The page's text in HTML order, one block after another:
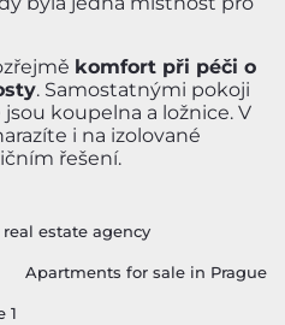
komfort při péči o
. Samostatnými pokoji
koupelna a ložnice. V
i na izolované
řešení.
estate agency
Apartments for sale in Prague
1